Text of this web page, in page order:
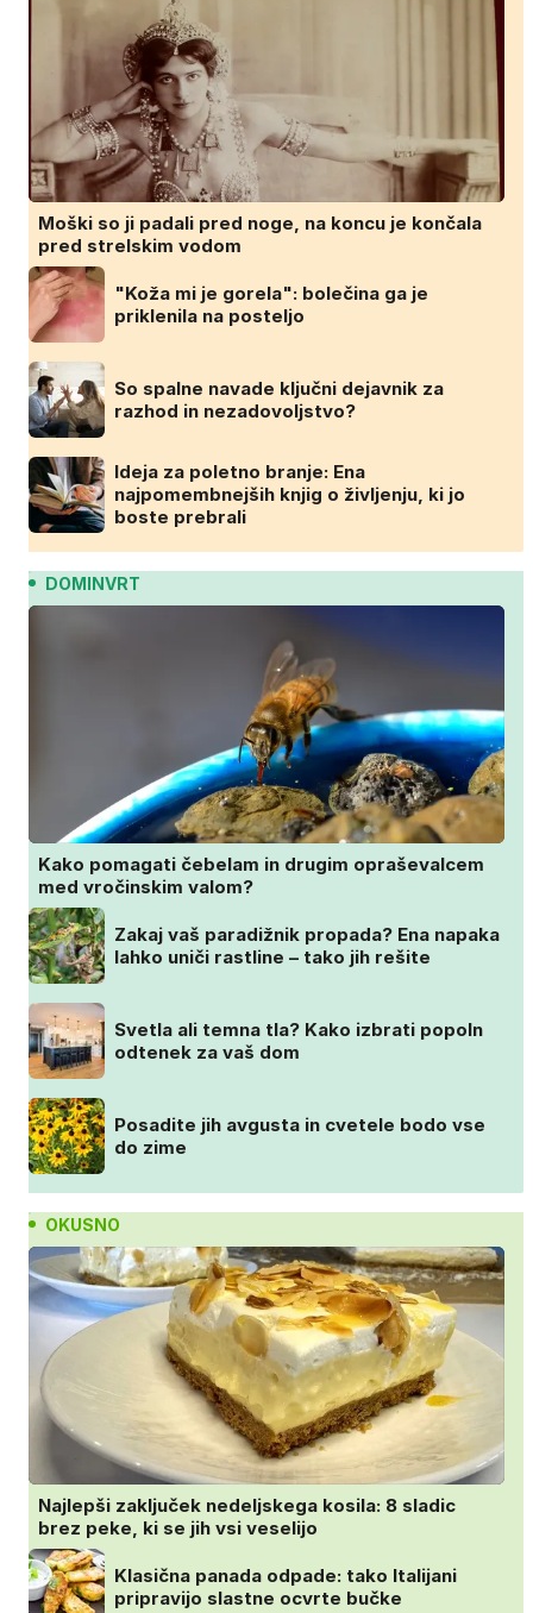
Moški so ji padali pred noge, na koncu je končala
pred strelskim vodom
"Koža mi je gorela": bolečina ga je
priklenila na posteljo
So spalne navade ključni dejavnik za
razhod in nezadovoljstvo?
Ideja za poletno branje: Ena
najpomembnejših knjig o življenju, ki jo
boste prebrali
DOMINVRT
Kako pomagati čebelam in drugim opraševalcem
med vročinskim valom?
Zakaj vaš paradižnik propada? Ena napaka
lahko uniči rastline – tako jih rešite
Svetla ali temna tla? Kako izbrati popoln
odtenek za vaš dom
Posadite jih avgusta in cvetele bodo vse
do zime
OKUSNO
Najlepši zaključek nedeljskega kosila: 8 sladic
brez peke, ki se jih vsi veselijo
Klasična panada odpade: tako Italijani
pripravijo slastne ocvrte bučke